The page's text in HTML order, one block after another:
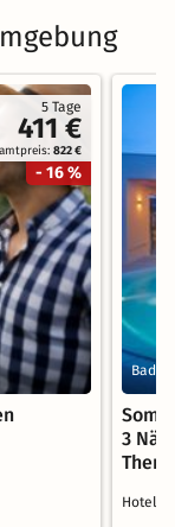
5 Tage
411 €
822 €
- 16 %
Bad
3
Hotel